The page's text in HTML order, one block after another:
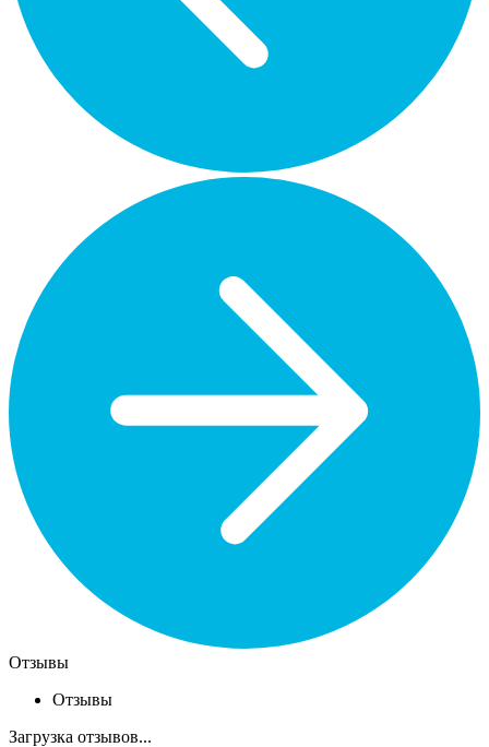
Отзывы
Отзывы
Загрузка отзывов...